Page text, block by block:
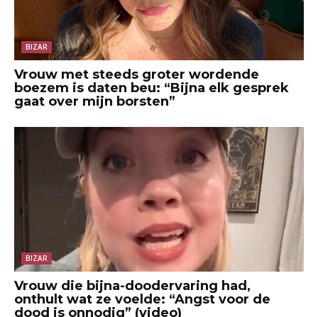
BIZAR
Vrouw met steeds groter wordende
boezem is daten beu: “Bijna elk gesprek
gaat over mijn borsten”
BIZAR
Vrouw die bijna-doodervaring had,
onthult wat ze voelde: “Angst voor de
dood is onnodig” (video)